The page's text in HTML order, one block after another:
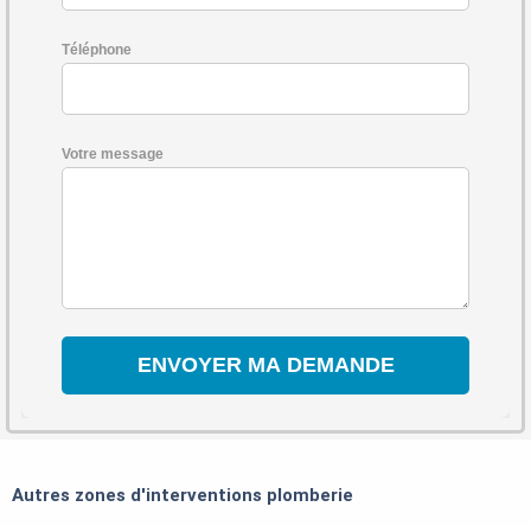
Téléphone
Votre message
Autres zones d'interventions plomberie